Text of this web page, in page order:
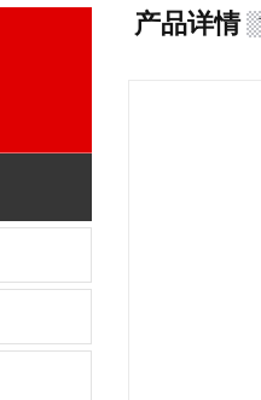
产品详情